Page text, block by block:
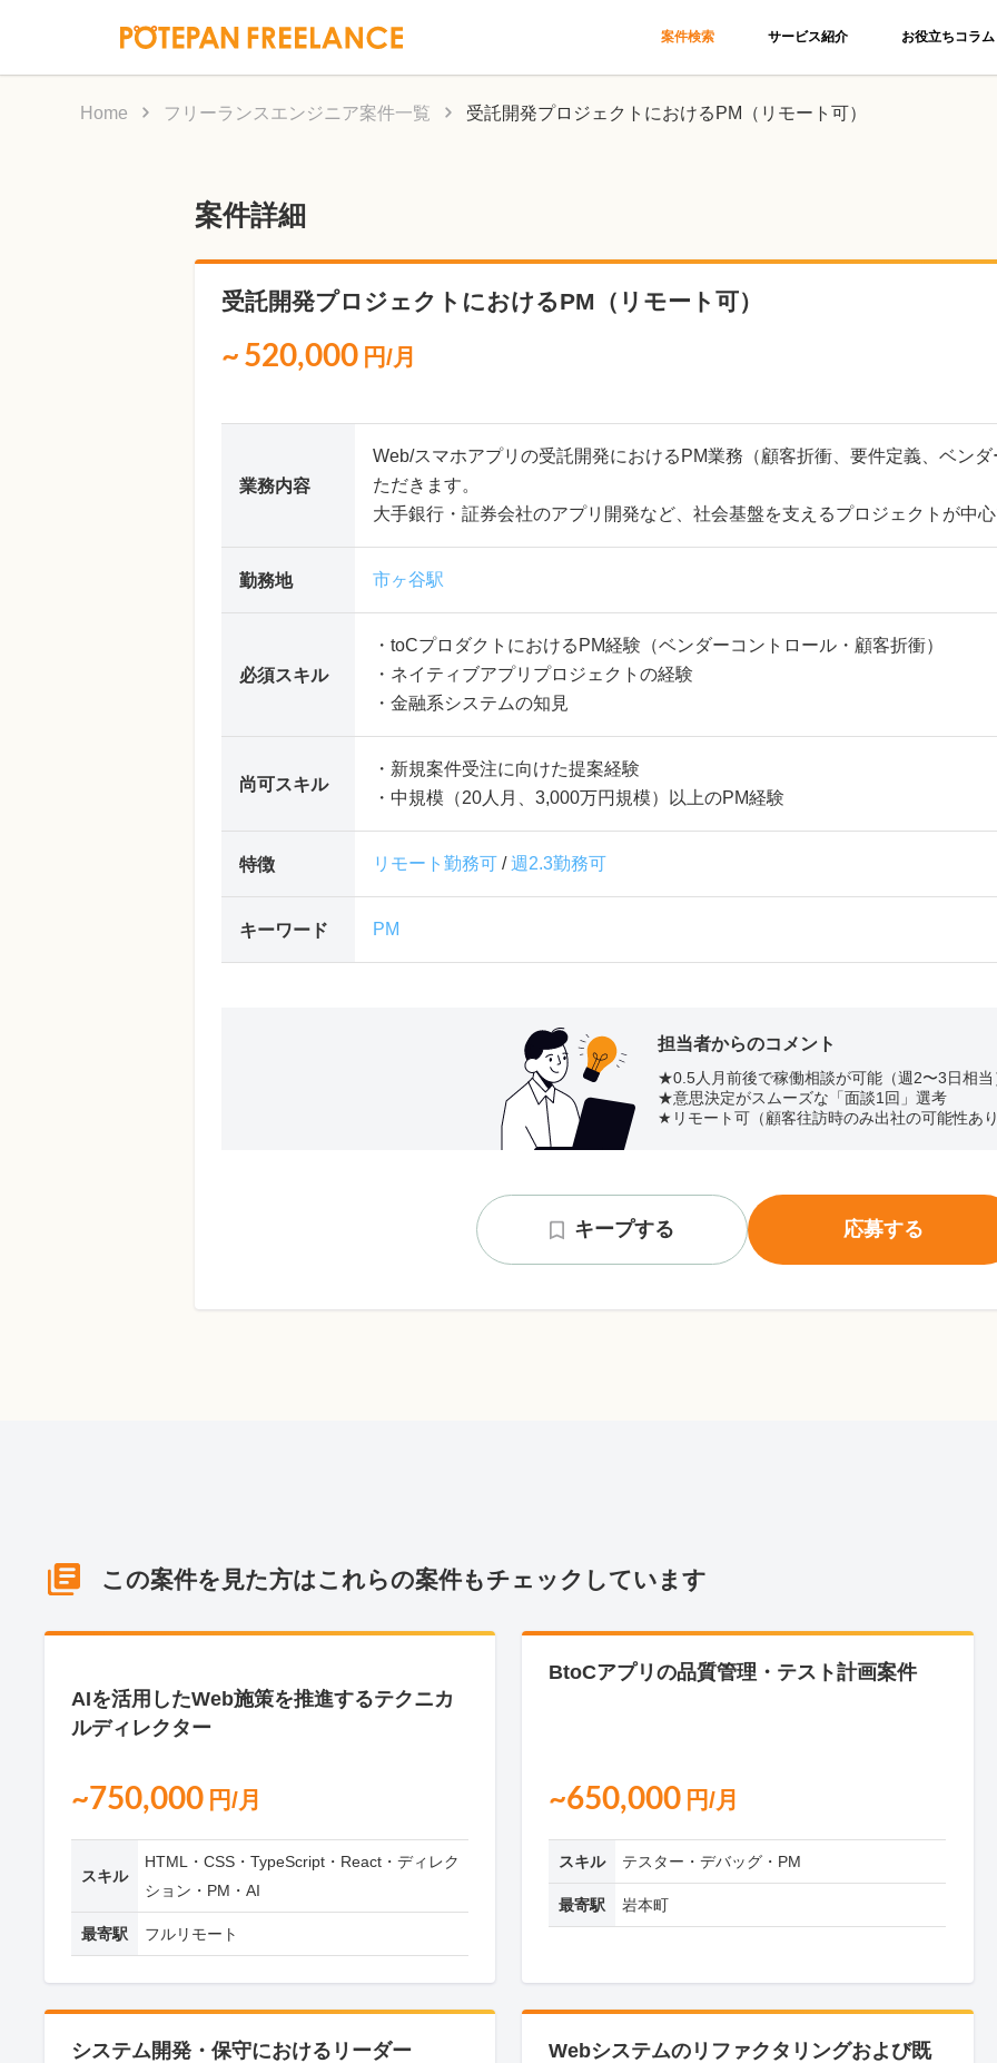
案件検索 サービス紹介 お役立ちコラム
Home フリーランスエンジニア案件一覧 受託開発プロジェクトにおけるPM（リモート可）
案件詳細
受託開発プロジェクトにおけるPM（リモート可）
~ 520,000 円/月
業務内容
Web/スマホアプリの受託開発におけるPM業務（顧客折衝、要件定義、ベン
ただきます。
大手銀行・証券会社のアプリ開発など、社会基盤を支えるプロジェクトが中
勤務地 市ヶ谷駅
必須スキル
・toCプロダクトにおけるPM経験（ベンダーコントロール・顧客折衝）
・ネイティブアプリプロジェクトの経験
・金融系システムの知見
尚可スキル
・新規案件受注に向けた提案経験
・中規模（20人月、3,000万円規模）以上のPM経験
特徴 リモート勤務可/週2.3勤務可
キーワード PM
担当者からのコメント
★0.5人月前後で稼働相談が可能（週2〜3日相当
★意思決定がスムーズな「面談1回」選考
★リモート可（顧客往訪時のみ出社の可能性あ
キープする 応募する
この案件を見た方はこれらの案件もチェックしています
AIを活用したWeb施策を推進するテクニカ
ルディレクター
~750,000 円/月
スキル
HTML・CSS・TypeScript・React・ディレク
ション・PM・AI
最寄駅 フルリモート
BtoCアプリの品質管理・テスト計画案件
~650,000 円/月
スキル テスター・デバッグ・PM
最寄駅 岩本町
システム開発・保守におけるリーダー
Webシステムのリファクタリングおよび既